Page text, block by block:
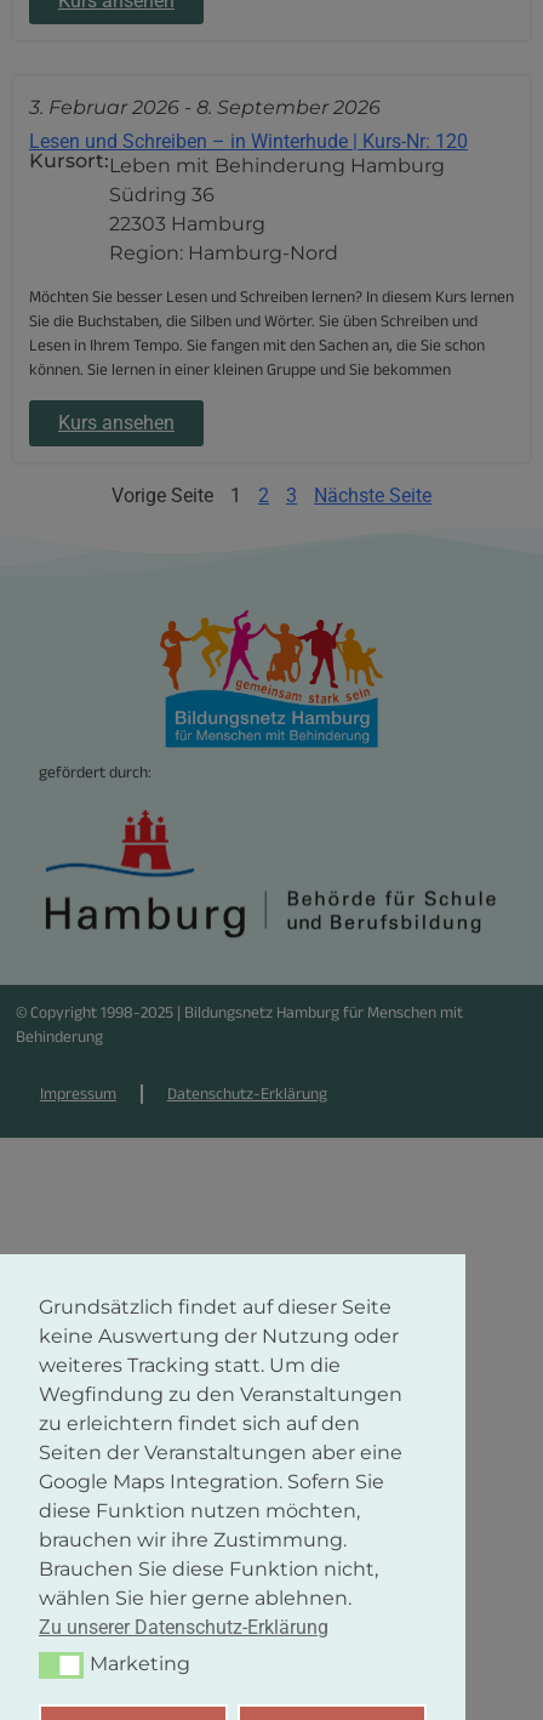
Grundsätzlich findet auf dieser Seite
keine Auswertung der Nutzung oder
weiteres Tracking statt. Um die
Wegfindung zu den Veranstaltungen
zu erleichtern findet sich auf den
Seiten der Veranstaltungen aber eine
Google Maps Integration. Sofern Sie
diese Funktion nutzen möchten,
brauchen wir ihre Zustimmung.
Brauchen Sie diese Funktion nicht,
wählen Sie hier gerne ablehnen.
Zu unserer Datenschutz-Erklärung
Marketing
Marketing
3. Februar 2026 - 8. September 2026
Lesen und Schreiben – in Winterhude | Kurs-Nr: 120
Kursort:Leben mit Behinderung Hamburg
Südring 36
22303 Hamburg
Region: Hamburg-Nord
Möchten Sie besser Lesen und Schreiben lernen? In diesem Kurs lernen
Sie die Buchstaben, die Silben und Wörter. Sie üben Schreiben und
Lesen in Ihrem Tempo. Sie fangen mit den Sachen an, die Sie schon
können. Sie lernen in einer kleinen Gruppe und Sie bekommen
Kurs ansehen
Vorige Seite 1 2 3 Nächste Seite
gefördert durch:
© Copyright 1998-2025 | Bildungsnetz Hamburg für Menschen mit
Behinderung
Impressum Datenschutz-Erklärung